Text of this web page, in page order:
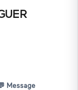
Message